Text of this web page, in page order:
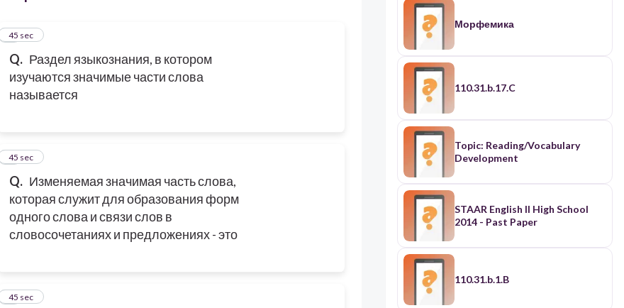
Q. Раздел языкознания, в котором
изучаются значимые части слова
называется
1
45 sec
Q. Изменяемая значимая часть слова,
которая служит для образования форм
одного слова и связи слов в
словосочетаниях и предложениях - это
2
45 sec
3
45 sec
Морфемика
110.31.b.17.C
Topic: Reading/Vocabulary
Development
STAAR English II High School
2014 - Past Paper
110.31.b.1.B